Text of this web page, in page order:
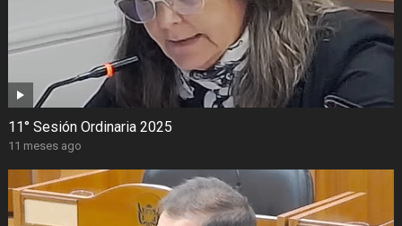
11° Sesión Ordinaria 2025
11 meses ago